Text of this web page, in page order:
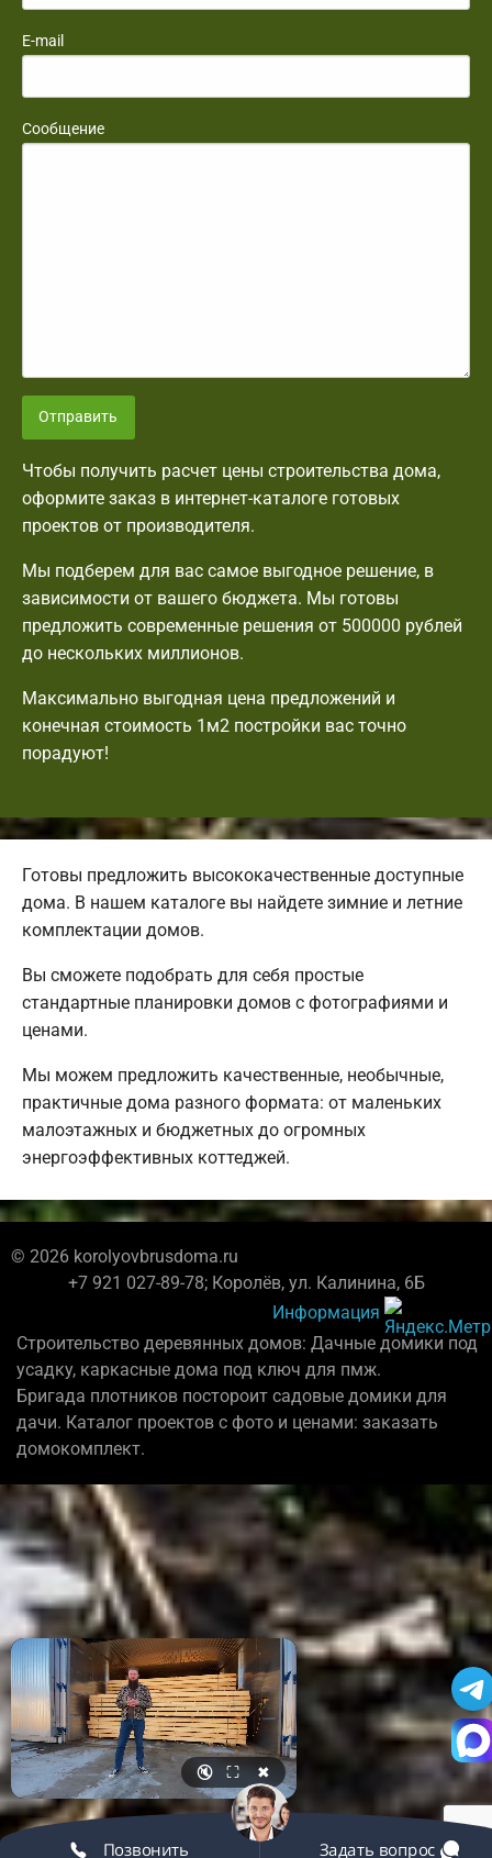
E-mail
Сообщение
Отправить
Чтобы получить расчет цены строительства дома,
оформите заказ в интернет-каталоге готовых
проектов от производителя.
Мы подберем для вас самое выгодное решение, в
зависимости от вашего бюджета. Мы готовы
предложить современные решения от 500000 рублей
до нескольких миллионов.
Максимально выгодная цена предложений и
конечная стоимость 1м2 постройки вас точно
порадуют!
Готовы предложить высококачественные доступные
дома. В нашем каталоге вы найдете зимние и летние
комплектации домов.
Вы сможете подобрать для себя простые
стандартные планировки домов с фотографиями и
ценами.
Мы можем предложить качественные, необычные,
практичные дома разного формата: от маленьких
малоэтажных и бюджетных до огромных
энергоэффективных коттеджей.
© 2026 korolyovbrusdoma.ru
+7 921 027-89-78; Королёв, ул. Калинина, 6Б
Информация
Строительство деревянных домов: Дачные домики под
усадку, каркасные дома под ключ для пмж.
Бригада плотников постороит садовые домики для
дачи. Каталог проектов с фото и ценами: заказать
домокомплект.
🔇 ⛶ ✖
Позвонить Задать вопрос